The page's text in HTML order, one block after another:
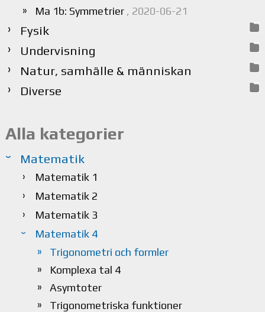
Ma 1b: Symmetrier , 2020-06-21
Fysik
Undervisning
Natur, samhälle & människan
Diverse
Alla kategorier
Matematik
Matematik 1
Matematik 2
Matematik 3
Matematik 4
Trigonometri och formler
Komplexa tal 4
Asymtoter
Trigonometriska funktioner